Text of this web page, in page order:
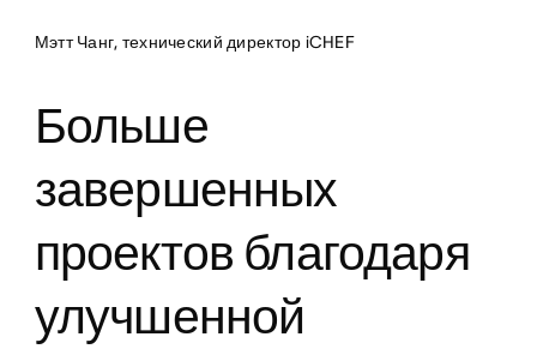
Мэтт Чанг, технический директор iCHEF
Больше
завершенных
проектов благодаря
улучшенной